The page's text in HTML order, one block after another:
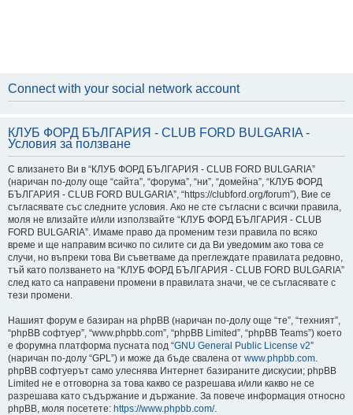
Connect with your social network account
КЛУБ ФОРД БЪЛГАРИЯ - CLUB FORD BULGARIA -
Условия за ползване
С влизането Ви в “КЛУБ ФОРД БЪЛГАРИЯ - CLUB FORD BULGARIA”
(наричан по-долу още “сайта”, “форума”, “ни”, “домейна”, “КЛУБ ФОРД
БЪЛГАРИЯ - CLUB FORD BULGARIA”, “https://clubford.org/forum”), Вие се
съгласявате със следните условия. Ако не сте съгласни с всички правила,
моля не влизайте и/или използвайте “КЛУБ ФОРД БЪЛГАРИЯ - CLUB
FORD BULGARIA”. Имаме право да променим тези правила по всяко
време и ще направим всичко по силите си да Ви уведомим ако това се
случи, но въпреки това Ви съветваме да преглеждате правилата редовно,
тъй като ползването на “КЛУБ ФОРД БЪЛГАРИЯ - CLUB FORD BULGARIA”
след като са направени промени в правилата значи, че се съгласявате с
тези промени.
Нашият форум е базиран на phpBB (наричан по-долу още “те”, “техният”,
“phpBB софтуер”, “www.phpbb.com”, “phpBB Limited”, “phpBB Teams”) което
е форумна платформа пусната под “GNU General Public License v2”
(наричан по-долу “GPL”) и може да бъде свалена от www.phpbb.com
phpBB софтуерът само улеснява Интернет базираните дискусии; phpBB
Limited не е отговорна за това какво се разрешава и/или какво не се
разрешава като съдържание и държание. За повече информация относно
phpBB, моля посетете: https://www.phpbb.com/.